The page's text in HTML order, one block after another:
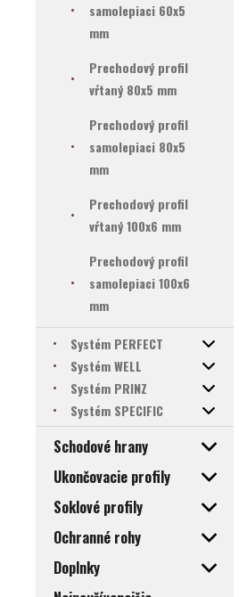
samolepiaci 60x5
mm
Prechodový profil
vŕtaný 80x5 mm
Prechodový profil
samolepiaci 80x5
mm
Prechodový profil
vŕtaný 100x6 mm
Prechodový profil
samolepiaci 100x6
mm
Systém PERFECT
Systém WELL
Systém PRINZ
Systém SPECIFIC
Schodové hrany
Ukončovacie profily
Soklové profily
Ochranné rohy
Doplnky